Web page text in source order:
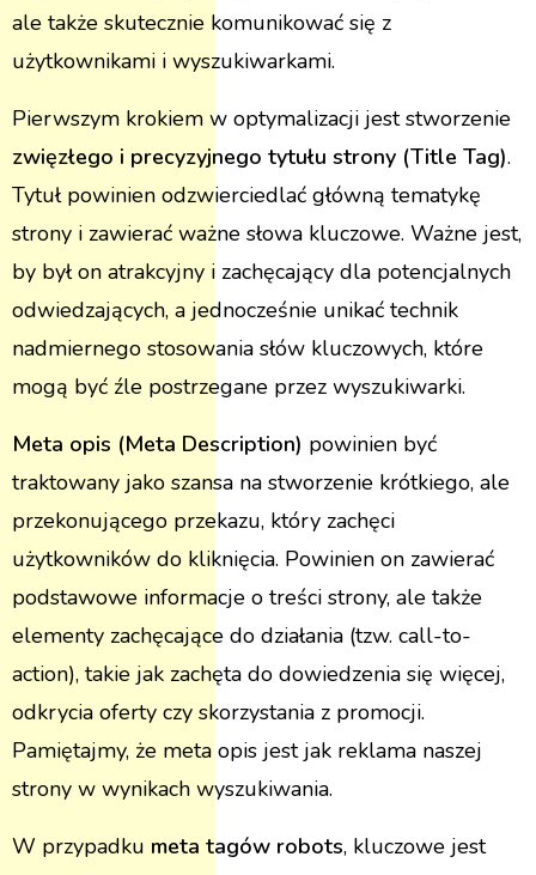
ale także skutecznie komunikować się z
użytkownikami i wyszukiwarkami.
Pierwszym krokiem w optymalizacji jest stworzenie
zwięzłego i precyzyjnego tytułu strony (Title Tag).
Tytuł powinien odzwierciedlać główną tematykę
strony i zawierać ważne słowa kluczowe. Ważne jest,
by był on atrakcyjny i zachęcający dla potencjalnych
odwiedzających, a jednocześnie unikać technik
nadmiernego stosowania słów kluczowych, które
mogą być źle postrzegane przez wyszukiwarki.
Meta opis (Meta Description) powinien być
traktowany jako szansa na stworzenie krótkiego, ale
przekonującego przekazu, który zachęci
użytkowników do kliknięcia. Powinien on zawierać
podstawowe informacje o treści strony, ale także
elementy zachęcające do działania (tzw. call-to-
action), takie jak zachęta do dowiedzenia się więcej,
odkrycia oferty czy skorzystania z promocji.
Pamiętajmy, że meta opis jest jak reklama naszej
strony w wynikach wyszukiwania.
W przypadku meta tagów robots, kluczowe jest